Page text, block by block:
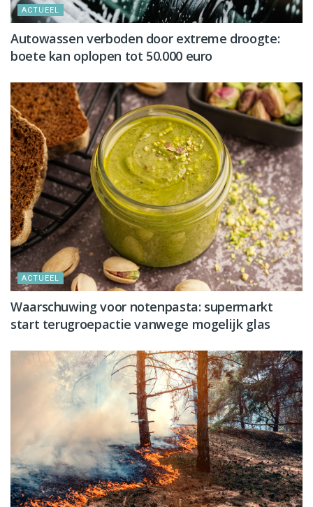
ACTUEEL
Autowassen verboden door extreme droogte:
boete kan oplopen tot 50.000 euro
ACTUEEL
Waarschuwing voor notenpasta: supermarkt
start terugroepactie vanwege mogelijk glas